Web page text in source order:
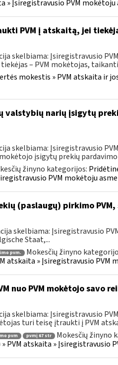
» Įsiregistravusio PVM mokėtoju
PVM į atskaitą, jei
skelbiama: Įsiregistravusio
– PVM mokėtojas,
mokestis » PVM atskaita ir
narių įsigytų
skelbiama: Įsiregistravusio
įsigytų prekių pardavimo
žinyno kategorijos:
PVM mokėtoju
(paslaugų) pirkimo
skelbiama: Įsiregistravusio
Staat,...
pvm. Mokesčių žinyno
atskaita » Įsiregistravusio PVM
nuo PVM mokėtojo savo
skelbiama: Įsiregistravusio
turi teisę įtraukti į PVM
pvm pvmį 67 str Mokesčių žinyno
PVM atskaita » Įsiregistravusio